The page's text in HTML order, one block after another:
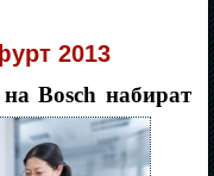
2013
Bosch набират